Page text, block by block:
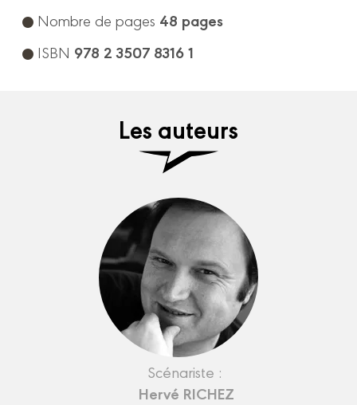
Nombre de pages 48 pages
ISBN 978 2 3507 8316 1
Les auteurs
Scénariste :
Hervé RICHEZ